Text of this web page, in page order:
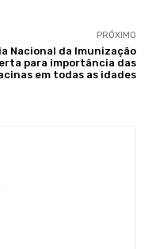
PRÓXIMO
Nacional da Imunização
para importância das
em todas as idades